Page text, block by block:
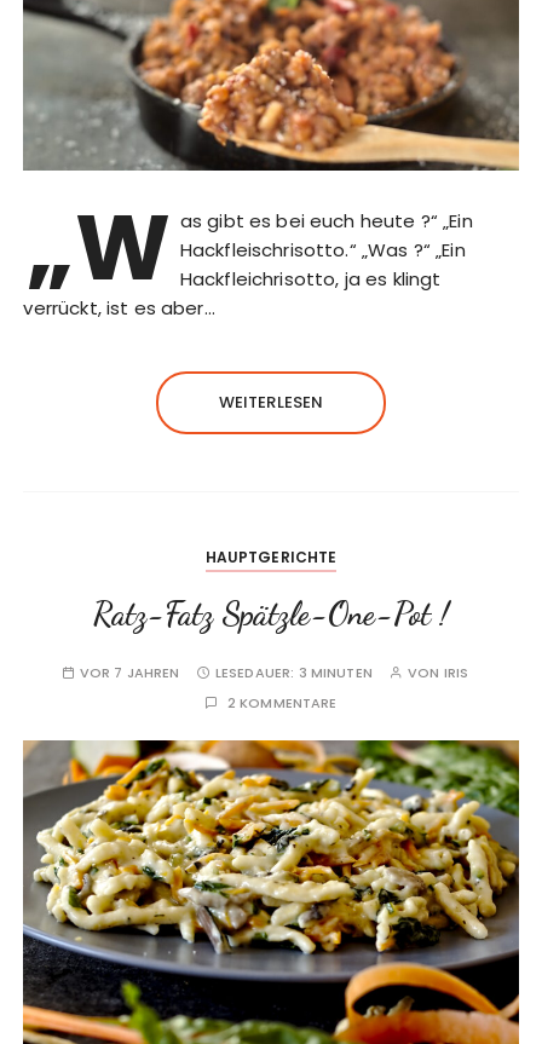
„W as gibt es bei euch heute ?“ „Ein
Hackfleischrisotto.“ „Was ?“ „Ein
Hackfleichrisotto, ja es klingt
verrückt, ist es aber…
WEITERLESEN
HAUPTGERICHTE
Ratz-Fatz Spätzle-One-Pot !
VOR 7 JAHREN LESEDAUER: 3 MINUTEN VON IRIS
2 KOMMENTARE